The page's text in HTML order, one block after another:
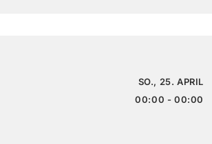
SO., 25. APRIL
00:00 - 00:00